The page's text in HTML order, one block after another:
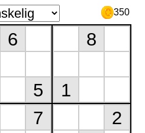
350
6
5
8
1
7
2